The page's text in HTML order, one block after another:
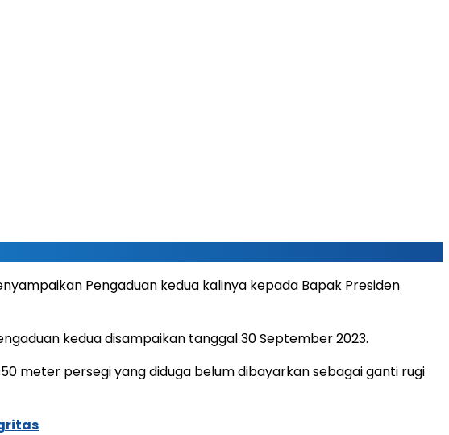
Pengaduan kedua kalinya kepada Bapak Presiden
kedua disampaikan tanggal 30 September 2023.
meter persegi yang diduga belum dibayarkan sebagai ganti rugi